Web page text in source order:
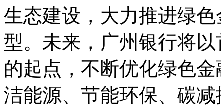
生态建设，大力推进绿
型。未来，广州银行将
的起点，不断优化绿色
洁能源、节能环保、碳